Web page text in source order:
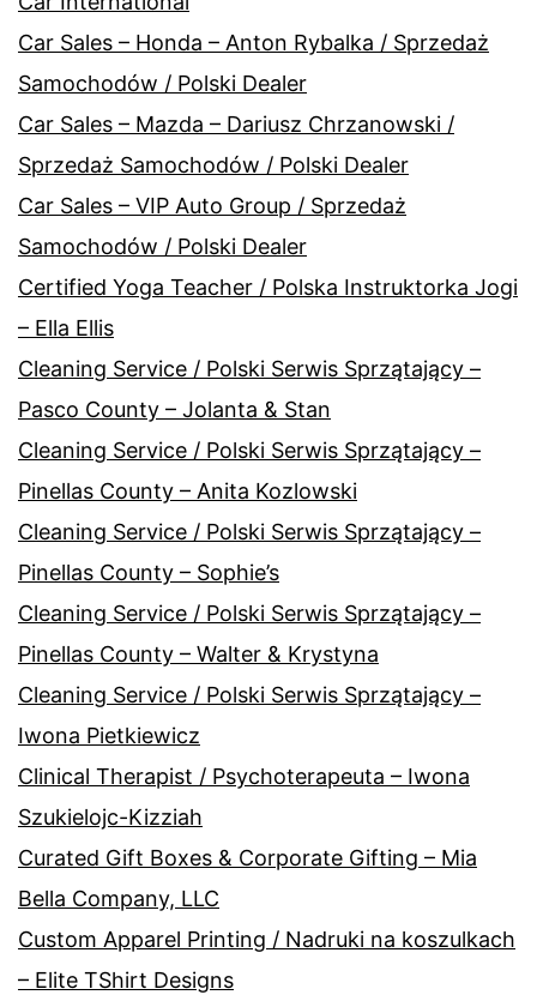
Car Sales – Honda – Anton Rybalka / Sprzedaż
Samochodów / Polski Dealer
Car Sales – Mazda – Dariusz Chrzanowski /
Sprzedaż Samochodów / Polski Dealer
Car Sales – VIP Auto Group / Sprzedaż
Samochodów / Polski Dealer
Certified Yoga Teacher / Polska Instruktorka Jogi
– Ella Ellis
Cleaning Service / Polski Serwis Sprzątający –
Pasco County – Jolanta & Stan
Cleaning Service / Polski Serwis Sprzątający –
Pinellas County – Anita Kozlowski
Cleaning Service / Polski Serwis Sprzątający –
Pinellas County – Sophie’s
Cleaning Service / Polski Serwis Sprzątający –
Pinellas County – Walter & Krystyna
Cleaning Service / Polski Serwis Sprzątający –
Iwona Pietkiewicz
Clinical Therapist / Psychoterapeuta – Iwona
Szukielojc-Kizziah
Curated Gift Boxes & Corporate Gifting – Mia
Bella Company, LLC
Custom Apparel Printing / Nadruki na koszulkach
– Elite TShirt Designs